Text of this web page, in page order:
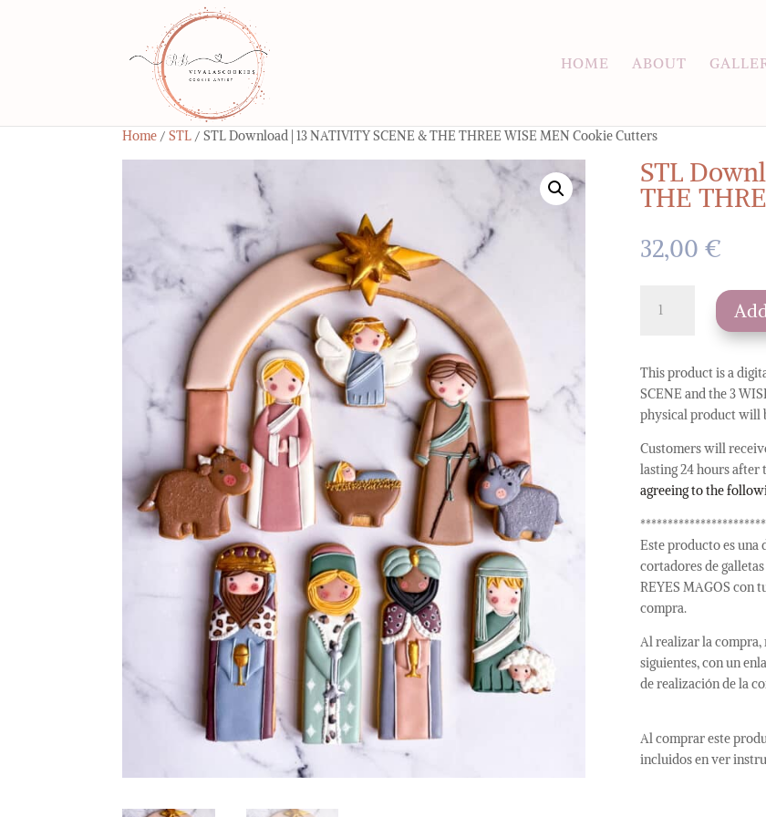
HOME ABOUT
Home /STL / STL Download | 13 NATIVITY SCENE & THE THREE WISE MEN Cookie Cutters
STL
THE
32,00 €
Download
NATIVITY
SCENE
&
THE
THREE
WISE
MEN
Cookie
Cutters
quantity
This product is a
SCENE and the 3
physical product will
Customers will
lasting 24 hours
agreeing to the
Este producto es una
cortadores de
REYES MAGOS con
compra.
Al realizar la
siguientes, con un
de realización de la
Al comprar este
incluidos en ver